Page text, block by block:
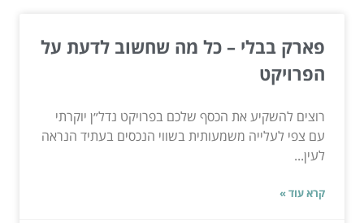
פארק בבלי – כל מה שחשוב לדעת על
הפרויקט
רוצים להשקיע את הכסף שלכם בפרויקט נדל״ן יוקרתי
עם צפי לעלייה משמעותית בשווי הנכסים בעתיד הנראה
לעין...
קרא עוד »